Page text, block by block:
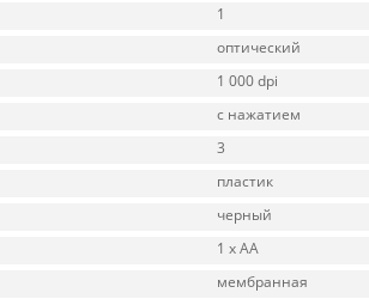
1
оптический
1 000 dpi
с нажатием
3
пластик
черный
1 x AA
мембранная